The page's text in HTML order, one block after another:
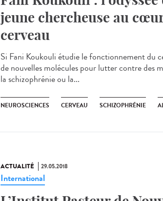
jeune chercheuse au
cerveau
Si Fani Koukouli étudie le fonctionnement du
de nouvelles molécules pour lutter contre des
la schizophrénie ou la...
NEUROSCIENCES CERVEAU SCHIZOPHRÉNIE
ACTUALITÉ 29.05.2018
International